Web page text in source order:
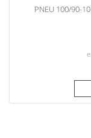
PNEU 100/90-